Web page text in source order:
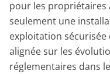
pour les propriétaires
seulement une
exploitation sécurisée
alignée sur les
réglementaires dans